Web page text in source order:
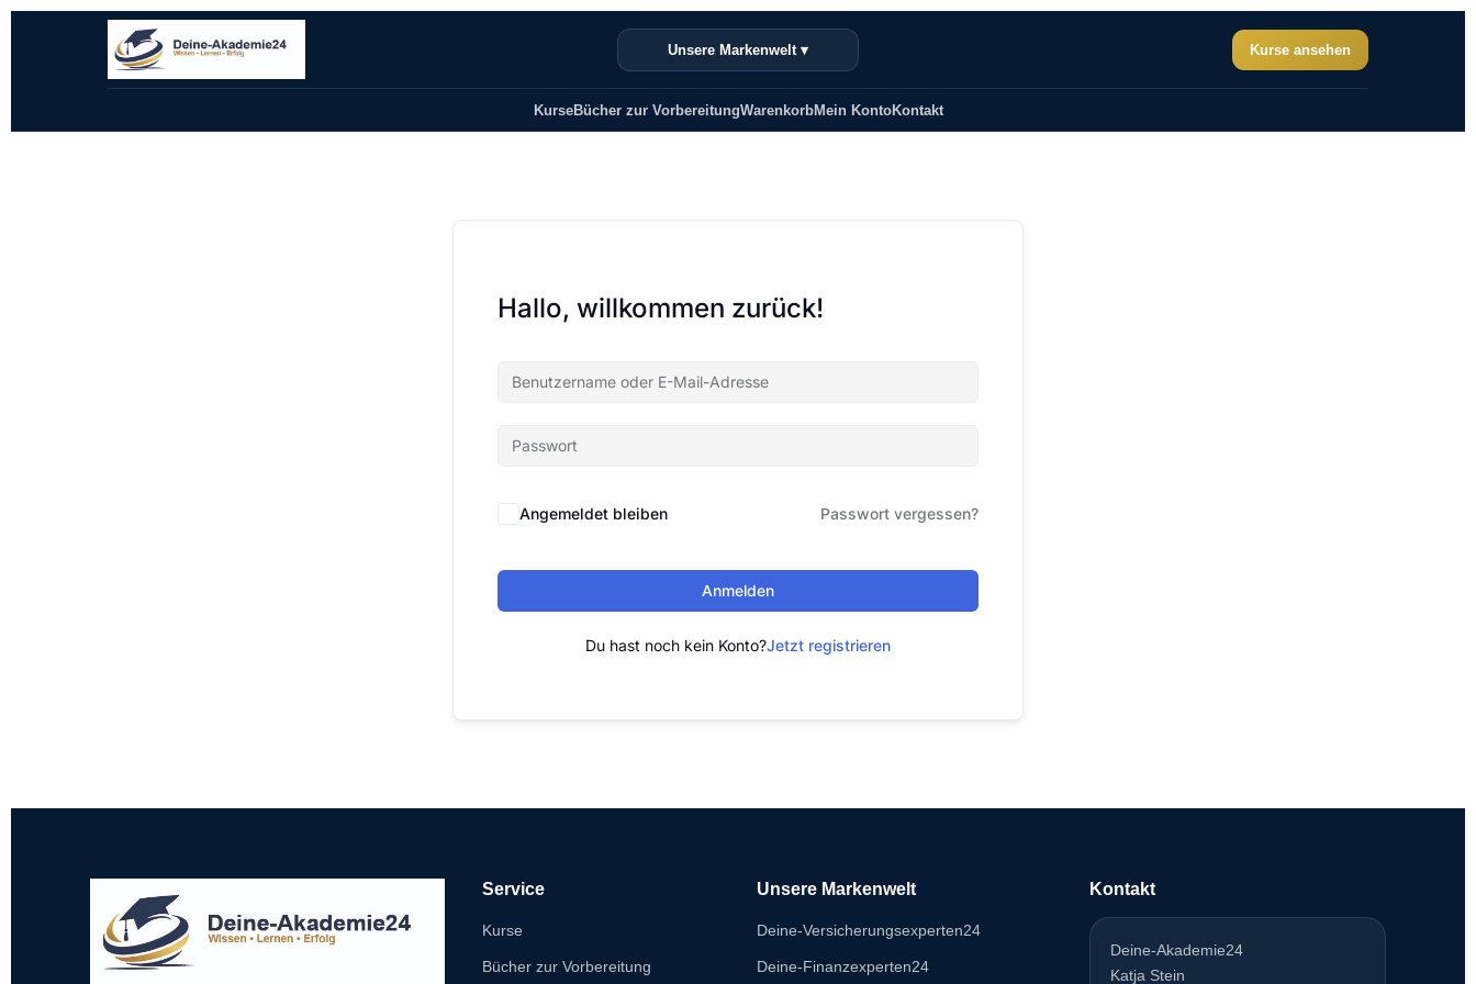
Unsere Markenwelt ▾ Kurse ansehen
KurseBücher zur VorbereitungWarenkorbMein KontoKontakt
Hallo, willkommen zurück!
Angemeldet bleiben Passwort vergessen?
Anmelden
Du hast noch kein Konto?Jetzt registrieren
Service
Kurse
Bücher zur Vorbereitung
Unsere Markenwelt
Deine-Versicherungsexperten24
Deine-Finanzexperten24
Kontakt
Deine-Akademie24
Katja Stein